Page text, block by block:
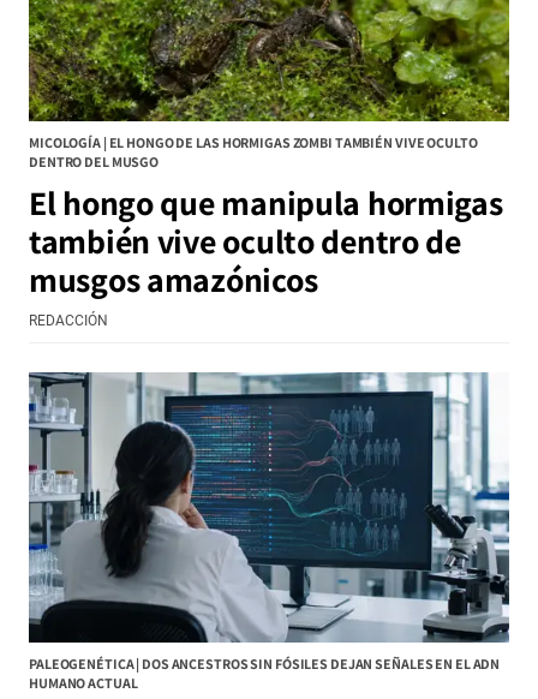
MICOLOGÍA | EL HONGO DE LAS HORMIGAS ZOMBI TAMBIÉN VIVE OCULTO
DENTRO DEL MUSGO
El hongo que manipula hormigas
también vive oculto dentro de
musgos amazónicos
REDACCIÓN
PALEOGENÉTICA | DOS ANCESTROS SIN FÓSILES DEJAN SEÑALES EN EL ADN
HUMANO ACTUAL